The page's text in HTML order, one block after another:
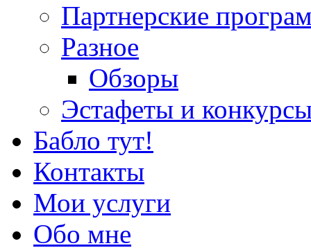
Партнерские
Разное
Обзоры
Эстафеты и
Бабло тут!
Контакты
Мои услуги
Обо мне